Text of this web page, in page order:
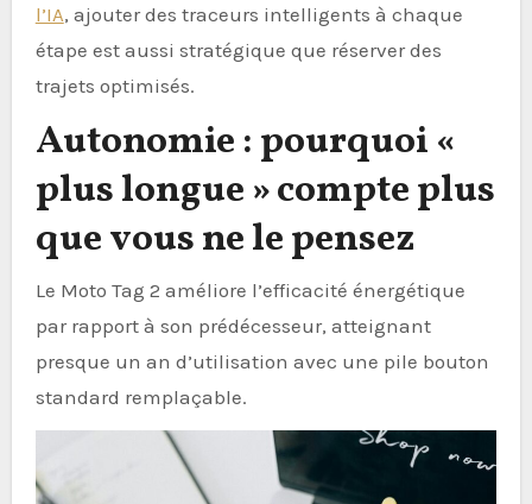
l’IA, ajouter des traceurs intelligents à chaque
étape est aussi stratégique que réserver des
trajets optimisés.
Autonomie : pourquoi «
plus longue » compte plus
que vous ne le pensez
Le Moto Tag 2 améliore l’efficacité énergétique
par rapport à son prédécesseur, atteignant
presque un an d’utilisation avec une pile bouton
standard remplaçable.